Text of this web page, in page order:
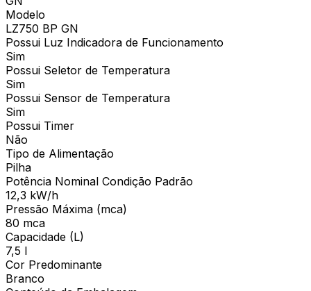
Modelo
LZ750 BP GN
Possui Luz Indicadora de Funcionamento
Sim
Possui Seletor de Temperatura
Sim
Possui Sensor de Temperatura
Sim
Possui Timer
Não
Tipo de Alimentação
Pilha
Potência Nominal Condição Padrão
12,3 kW/h
Pressão Máxima (mca)
80 mca
Capacidade (L)
7,5 l
Cor Predominante
Branco